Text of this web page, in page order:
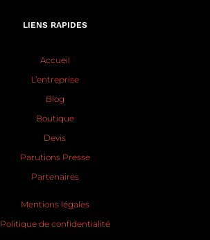
LIENS RAPIDES
Accueil
L’entreprise
Blog
Boutique
Devis
Parutions Presse
Partenaires
Mentions légales
Politique de confidentialité